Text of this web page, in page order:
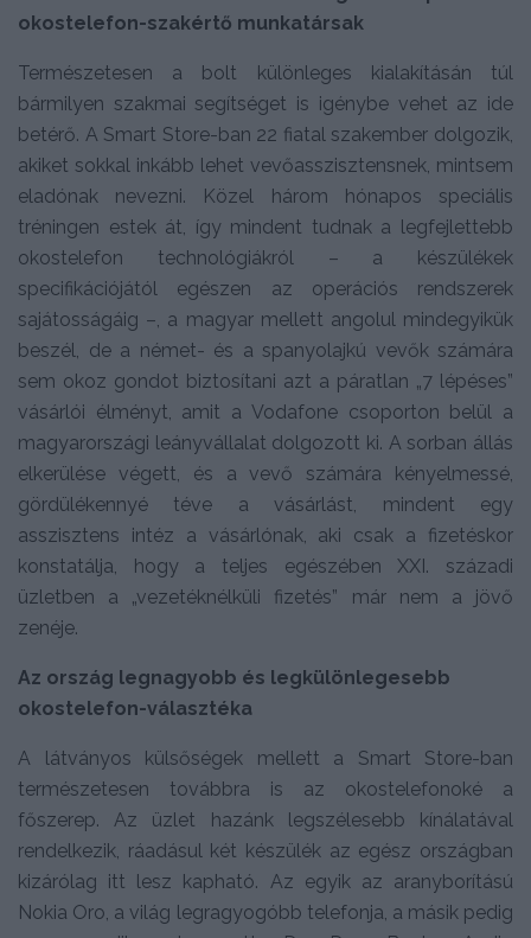
okostelefon-szakértő munkatársak
Természetesen a bolt különleges kialakításán túl
bármilyen szakmai segítséget is igénybe vehet az ide
betérő. A Smart Store-ban 22 fiatal szakember dolgozik,
akiket sokkal inkább lehet vevőasszisztensnek, mintsem
eladónak nevezni. Közel három hónapos speciális
tréningen estek át, így mindent tudnak a legfejlettebb
okostelefon technológiákról – a készülékek
specifikációjától egészen az operációs rendszerek
sajátosságáig –, a magyar mellett angolul mindegyikük
beszél, de a német- és a spanyolajkú vevők számára
sem okoz gondot biztosítani azt a páratlan „7 lépéses”
vásárlói élményt, amit a Vodafone csoporton belül a
magyarországi leányvállalat dolgozott ki. A sorban állás
elkerülése végett, és a vevő számára kényelmessé,
gördülékennyé téve a vásárlást, mindent egy
asszisztens intéz a vásárlónak, aki csak a fizetéskor
konstatálja, hogy a teljes egészében XXI. századi
üzletben a „vezetéknélküli fizetés” már nem a jövő
zenéje.
Az ország legnagyobb és legkülönlegesebb
okostelefon-választéka
A látványos külsőségek mellett a Smart Store-ban
természetesen továbbra is az okostelefonoké a
főszerep. Az üzlet hazánk legszélesebb kínálatával
rendelkezik, ráadásul két készülék az egész országban
kizárólag itt lesz kapható. Az egyik az aranyborítású
Nokia Oro, a világ legragyogóbb telefonja, a másik pedig